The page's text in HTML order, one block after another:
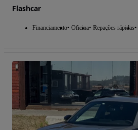
Flashcar
Financiamento Oficina Repações rápidas